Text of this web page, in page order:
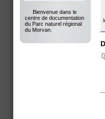
Bienvenue dans le
centre de documentation
du Parc naturel régional
du Morvan.